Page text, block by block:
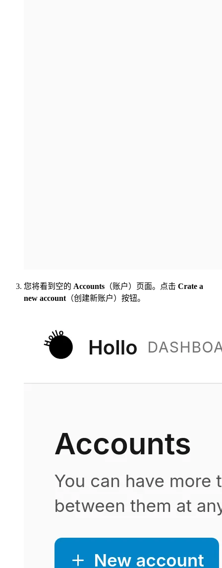
您将看到空的 Accounts （账户）页面。点击 Crate a
new account （创建新账户）按钮。